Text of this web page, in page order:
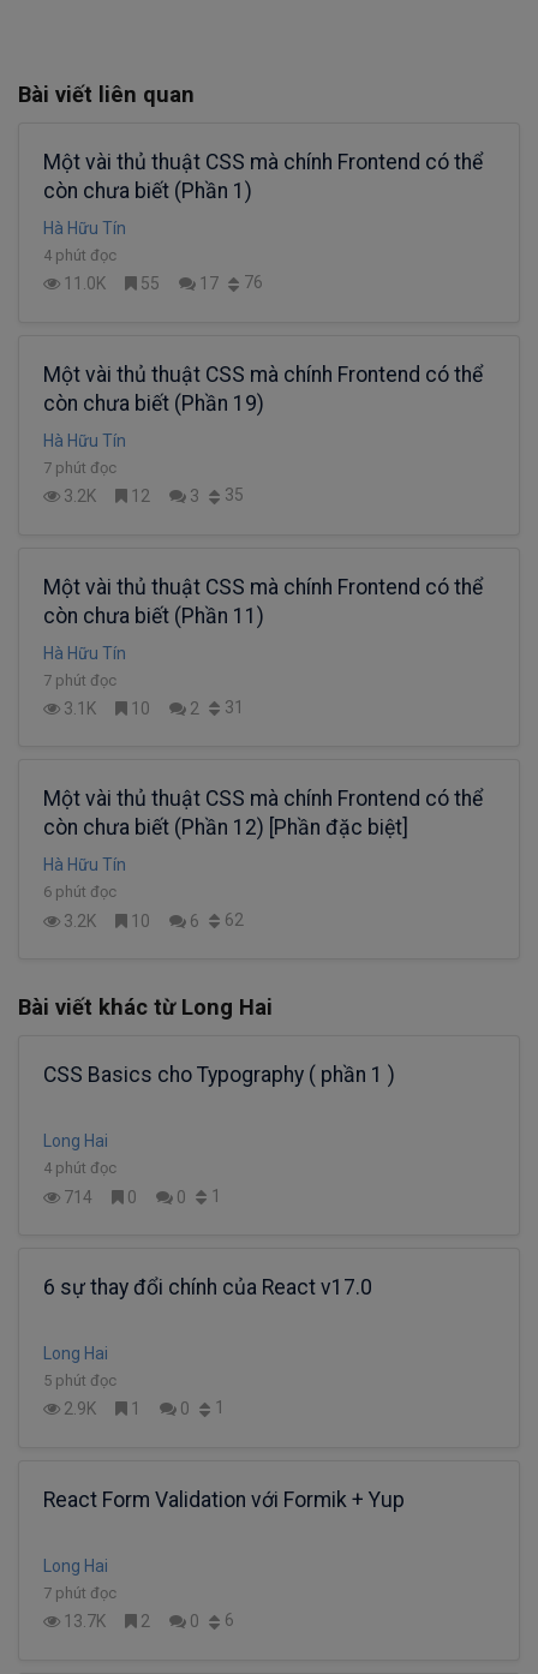
Bài viết liên quan
Một vài thủ thuật CSS mà chính Frontend có thể
còn chưa biết (Phần 1)
Hà Hữu Tín
4 phút đọc
11.0K 55 17 76
Một vài thủ thuật CSS mà chính Frontend có thể
còn chưa biết (Phần 19)
Hà Hữu Tín
7 phút đọc
3.2K 12 3 35
Một vài thủ thuật CSS mà chính Frontend có thể
còn chưa biết (Phần 11)
Hà Hữu Tín
7 phút đọc
3.1K 10 2 31
Một vài thủ thuật CSS mà chính Frontend có thể
còn chưa biết (Phần 12) [Phần đặc biệt]
Hà Hữu Tín
6 phút đọc
3.2K 10 6 62
Bài viết khác từ Long Hai
CSS Basics cho Typography ( phần 1 )
Long Hai
4 phút đọc
714 0 0 1
6 sự thay đổi chính của React v17.0
Long Hai
5 phút đọc
2.9K 1 0 1
React Form Validation với Formik + Yup
Long Hai
7 phút đọc
13.7K 2 0 6